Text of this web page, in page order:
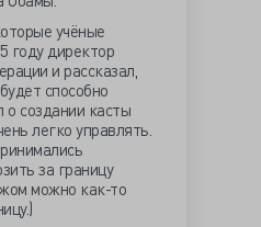
учёные
году директор
и рассказал,
способно
о создании касты
легко управлять.
за границу
можно как-то